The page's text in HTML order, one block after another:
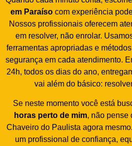
em Paraísocom experiência
Nossos profissionais oferecem
em resolver, não enrolar.
ferramentas apropriadas e
segurança em cada atendimento.
24h, todos os dias do ano,
vai além do básico:
Se neste momento você está
horas perto de mim, não pense
Chaveiro do Paulista agora
um profissional de confiança,